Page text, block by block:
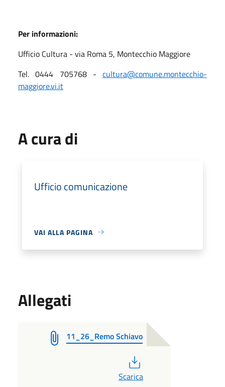
Per informazioni:
Ufficio Cultura - via Roma 5, Montecchio Maggiore
Tel. 0444 705768 - cultura@comune.montecchio-
maggiore.vi.it
A cura di
Ufficio comunicazione
VAI ALLA PAGINA
Allegati
11_26_Remo Schiavo
Scarica